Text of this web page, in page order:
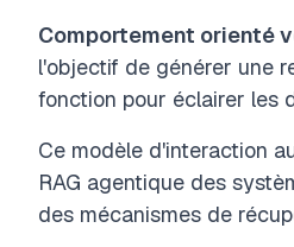
Comportement orienté
l'objectif de générer une
fonction pour éclairer les
Ce modèle d'interaction
RAG agentique des
des mécanismes de